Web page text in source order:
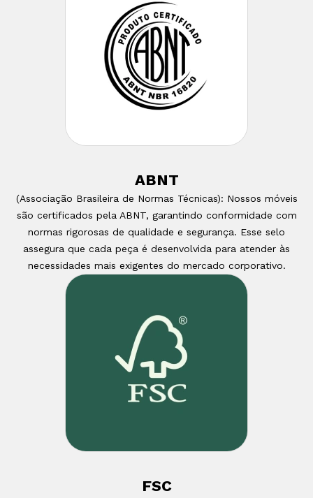
ABNT
(Associação Brasileira de Normas Técnicas): Nossos móveis
são certificados pela ABNT, garantindo conformidade com
normas rigorosas de qualidade e segurança. Esse selo
assegura que cada peça é desenvolvida para atender às
necessidades mais exigentes do mercado corporativo.
FSC